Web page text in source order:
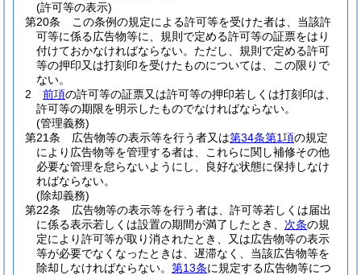
(許可等の表示)
第20条
この条例の規定による許可等を受けた者は、当該許
可等に係る広告物等に、規則で定める許可等の証票をはり
付けておかなければならない。 ただし、規則で定める許可
等の押印又は打刻印を受けたものについては、この限りで
ない。
2
前項の許可等の証票又は許可等の押印若しくは打刻印は、
許可等の期限を明示したものでなければならない。
(管理義務)
第21条
広告物等の表示等を行う者又は第34条第1項の規定
により広告物等を管理する者は、これらに関し補修その他
必要な管理を怠らないようにし、良好な状態に保持しなけ
ればならない。
(除却義務)
第22条
広告物等の表示等を行う者は、許可等若しくは届出
に係る表示若しくは設置の期間が満了したとき、 次条の規
定により許可等が取り消されたとき、又は広告物等の表示
等が必要でなくなったときは、遅滞なく、当該広告物等を
除却しなければならない。 第13条に規定する広告物等につ